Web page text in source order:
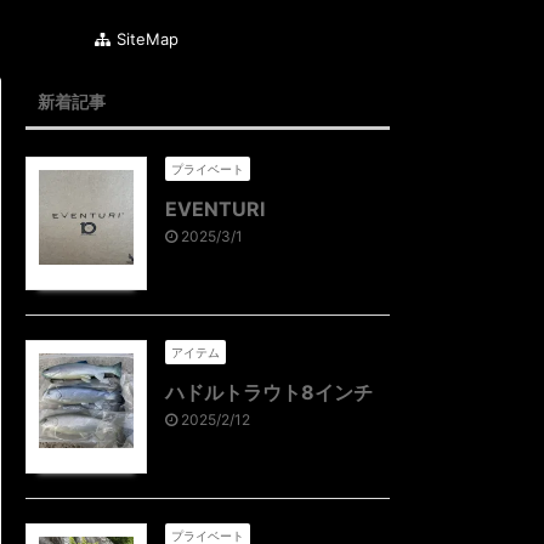
SiteMap
新着記事
プライベート
EVENTURI
2025/3/1
アイテム
ハドルトラウト8インチ
2025/2/12
プライベート